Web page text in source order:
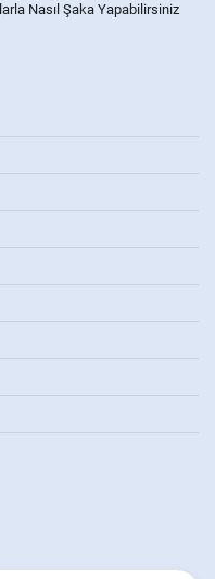
Nasıl Şaka Yapabilirsiniz